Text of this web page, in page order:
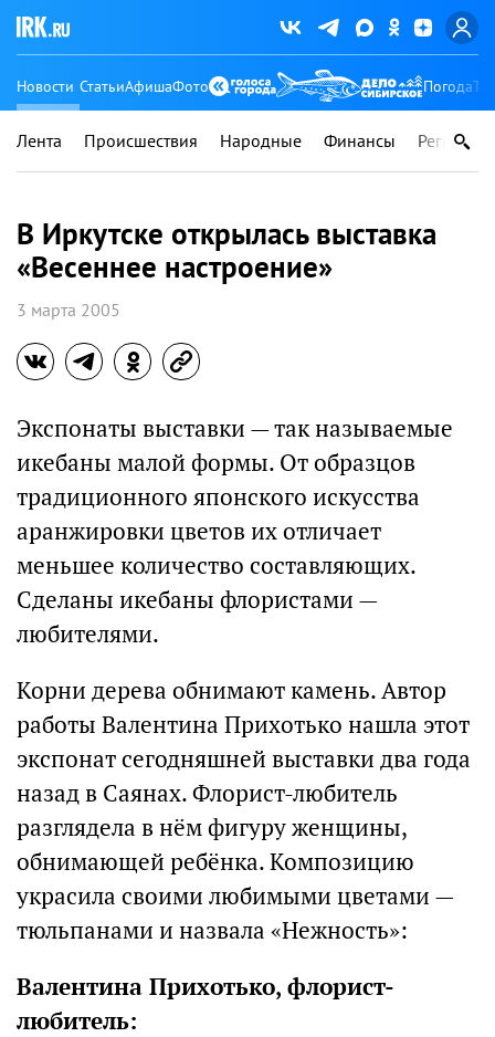
Новости СтатьиАфишаФото Погода
Лента Происшествия Народные Финансы Регионы
В Иркутске открылась выставка
«Весеннее настроение»
3 марта 2005
Экспонаты выставки — так называемые
икебаны малой формы. От образцов
традиционного японского искусства
аранжировки цветов их отличает
меньшее количество составляющих.
Сделаны икебаны флористами —
любителями.
Корни дерева обнимают камень. Автор
работы Валентина Прихотько нашла этот
экспонат сегодняшней выставки два года
назад в Саянах. Флорист-любитель
разглядела в нём фигуру женщины,
обнимающей ребёнка. Композицию
украсила своими любимыми цветами —
тюльпанами и назвала «Нежность»:
Валентина Прихотько, флорист-
любитель: